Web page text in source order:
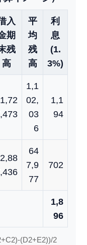
入
期
残
高
平
均
残
高
利
息
(1.
3%)
1,72
1,1
02,
03
6
1,1
94
2,88
64
7,9
77
702
1,8
96
(D2+E2))/2